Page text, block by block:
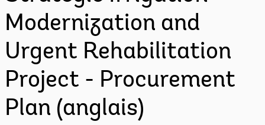
Modernization and
Urgent Rehabilitation
Project - Procurement
Plan (anglais)